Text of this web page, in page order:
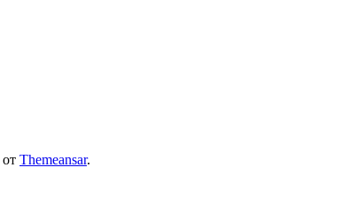
от Themeansar.